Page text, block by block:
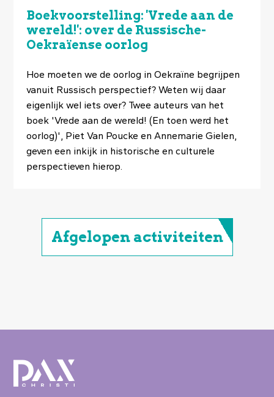
Boekvoorstelling: 'Vrede aan de
wereld!': over de Russische-
Oekraïense oorlog
Hoe moeten we de oorlog in Oekraïne begrijpen
vanuit Russisch perspectief? Weten wij daar
eigenlijk wel iets over? Twee auteurs van het
boek 'Vrede aan de wereld! (En toen werd het
oorlog)', Piet Van Poucke en Annemarie Gielen,
geven een inkijk in historische en culturele
perspectieven hierop.
Afgelopen activiteiten